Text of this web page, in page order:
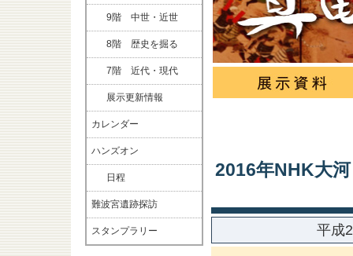
9階 中世・近世
8階 歴史を掘る
7階 近代・現代
展示更新情報
カレンダー
ハンズオン
日程
難波宮遺跡探訪
スタンプラリー
2016年NHK大
平成